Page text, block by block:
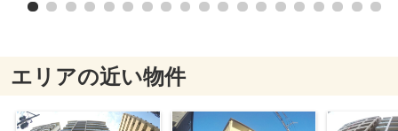
エリアの近い物件